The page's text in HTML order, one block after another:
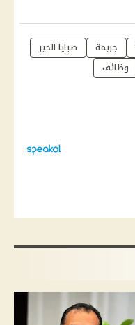
جريمة
صبايا الخير
وظائف